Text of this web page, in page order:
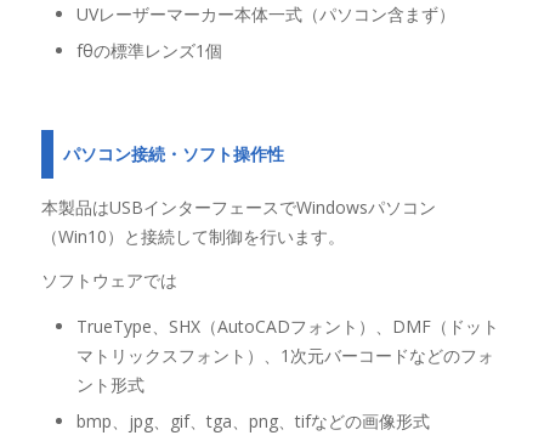
UVレーザーマーカー本体一式（パソコン含まず）
fθの標準レンズ1個
パソコン接続・ソフト操作性
本製品はUSBインターフェースでWindowsパソコン
（Win10）と接続して制御を行います。
ソフトウェアでは
TrueType、SHX（AutoCADフォント）、DMF（ドット
マトリックスフォント）、1次元バーコードなどのフォ
ント形式
bmp、jpg、gif、tga、png、tifなどの画像形式